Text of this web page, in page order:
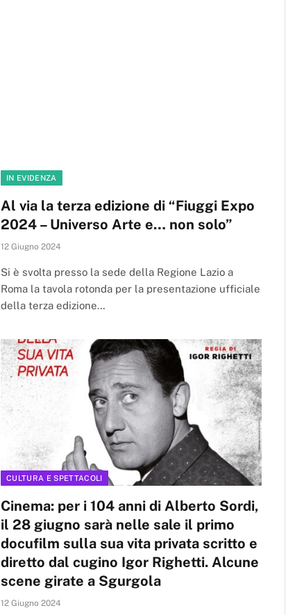
IN EVIDENZA
Al via la terza edizione di “Fiuggi Expo
2024 – Universo Arte e… non solo”
12 Giugno 2024
Si è svolta presso la sede della Regione Lazio a
Roma la tavola rotonda per la presentazione ufficiale
della terza edizione…
CULTURA E SPETTACOLI
Cinema: per i 104 anni di Alberto Sordi,
il 28 giugno sarà nelle sale il primo
docufilm sulla sua vita privata scritto e
diretto dal cugino Igor Righetti. Alcune
scene girate a Sgurgola
12 Giugno 2024